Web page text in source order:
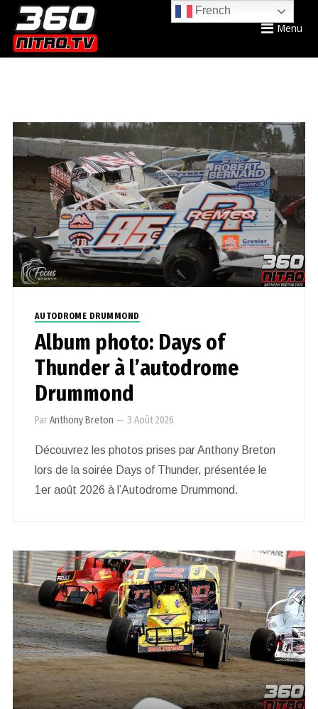
Menu
AUTODROME DRUMMOND
Album photo: Days of
Thunder à l’autodrome
Drummond
ParAnthony Breton — 3 Août 2026
Découvrez les photos prises par Anthony Breton
lors de la soirée Days of Thunder, présentée le
1er août 2026 à l’Autodrome Drummond.
French